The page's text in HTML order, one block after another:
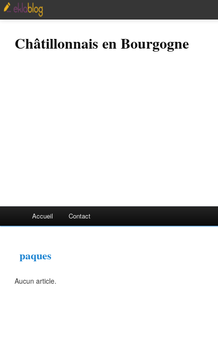
Châtillonnais en Bourgogne
Accueil Contact
paques
Aucun article.